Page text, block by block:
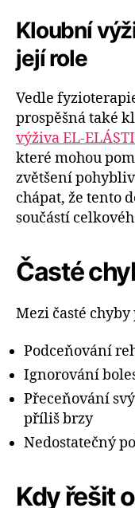
Kloubní
její role
Vedle
prospěšná také
výživa EL-
které mohou
zvětšení
chápat, že tento
součástí
Časté
Mezi časté
Podceňování
Ignorování
Přeceňování
příliš brzy
Nedostatečný
Kdy řešit